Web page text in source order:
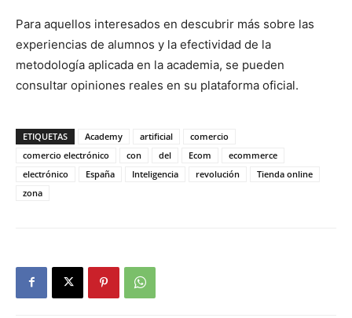
Para aquellos interesados en descubrir más sobre las
experiencias de alumnos y la efectividad de la
metodología aplicada en la academia, se pueden
consultar opiniones reales en su plataforma oficial.
ETIQUETAS Academy artificial
comercio
comercio electrónico
con del Ecom
ecommerce
electrónico
España Inteligencia revolución
Tienda online
zona